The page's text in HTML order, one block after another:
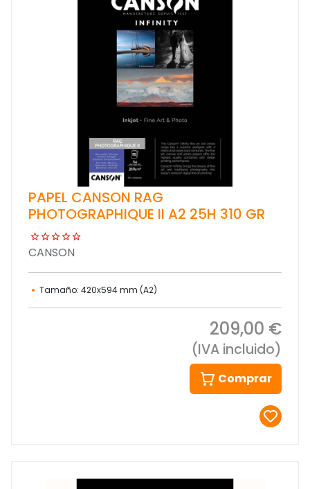
PAPEL CANSON RAG
PHOTOGRAPHIQUE II A2 25H 310 GR
CANSON
Tamaño: 420x594 mm (A2)
209,00 €
(IVA incluido)
Comprar